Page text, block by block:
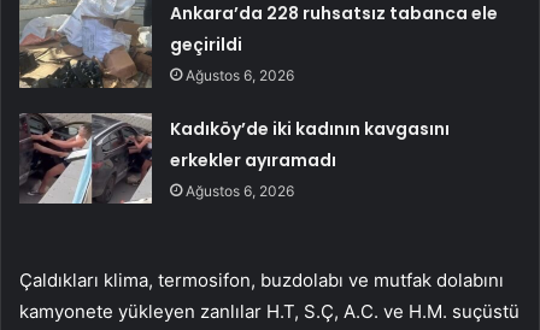
Ankara’da 228 ruhsatsız tabanca ele
geçirildi
Ağustos 6, 2026
Kadıköy’de iki kadının kavgasını
erkekler ayıramadı
Ağustos 6, 2026
Çaldıkları klima, termosifon, buzdolabı ve mutfak dolabını
kamyonete yükleyen zanlılar H.T, S.Ç, A.C. ve H.M. suçüstü